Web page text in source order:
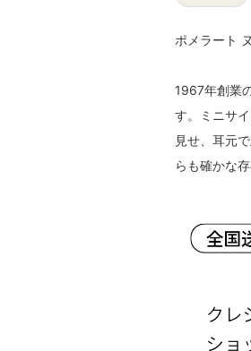
ポメラート
1967年創業
す。ミニサ
見せ、耳元
らも確かな